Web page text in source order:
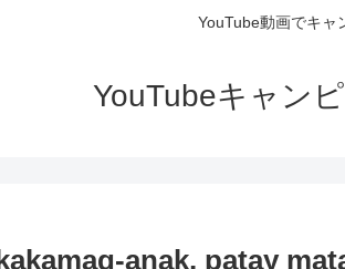
YouTube動画でキャ
YouTubeキャン
anak, patay